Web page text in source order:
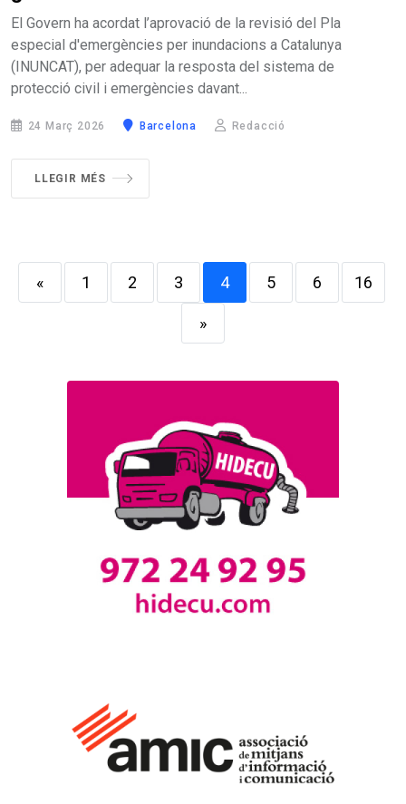
El Govern ha acordat l’aprovació de la revisió del Pla
especial d'emergències per inundacions a Catalunya
(INUNCAT), per adequar la resposta del sistema de
protecció civil i emergències davant...
24 Març 2026 Barcelona Redacció
LLEGIR MÉS
« 1 2 3 4 5 6 16
»